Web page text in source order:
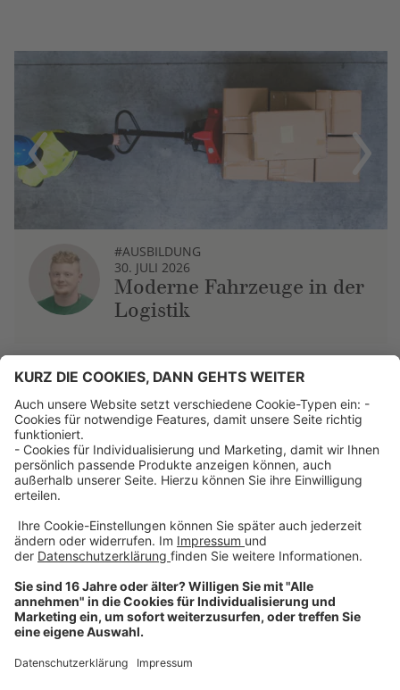
Previous
#AUSBILDUNG
30. JULI 2026
Moderne Fahrzeuge in der
Logistik
Next
Über uns
Dehner Unternehmen
Jobs bei Dehner